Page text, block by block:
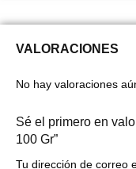
VALORACIONES
No hay valoraciones
Sé el primero en
100 Gr”
Tu dirección de correo